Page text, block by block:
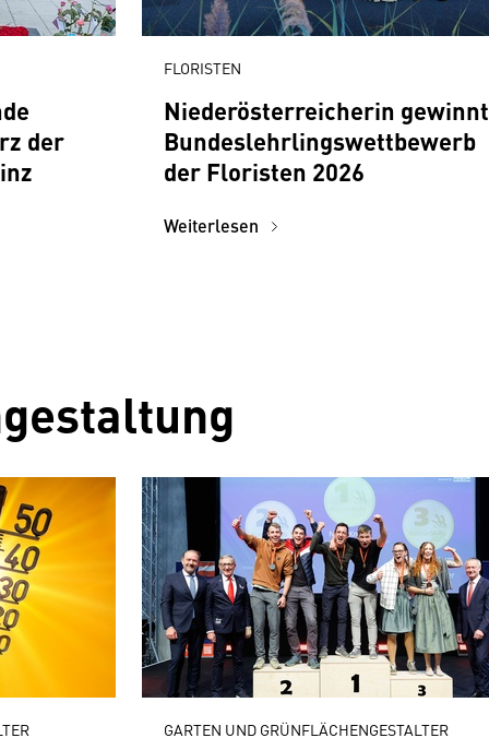
der
FLORISTEN
Niederösterreicherin gewinnt
Bundeslehrlingswettbewerb
der Floristen 2026
Weiterlesen
GARTEN UND GRÜNFLÄCHENGESTALTER